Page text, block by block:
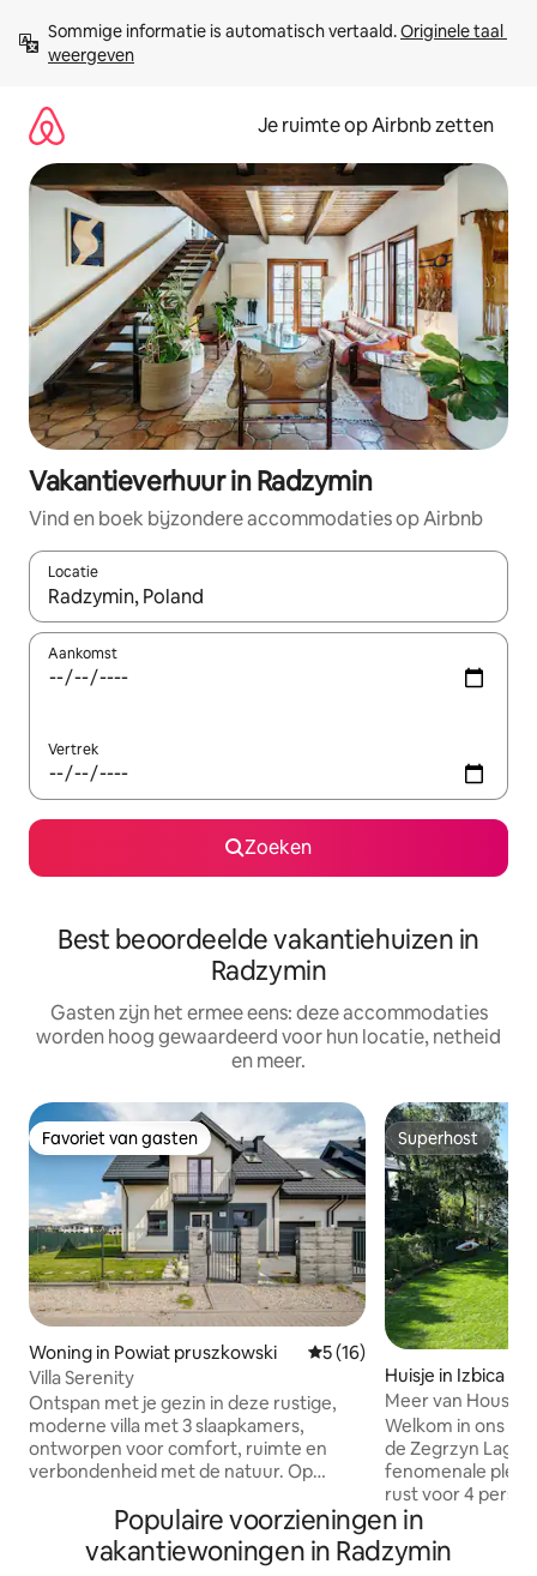
direct
naar
Sommige informatie is automatisch vertaald. Originele taal
weergeven
Je ruimte op Airbnb zetten
Vakantieverhuur in Radzymin
Vind en boek bijzondere accommodaties op Airbnb
Locatie
Wanneer er suggesties beschikbaar zijn, maak je een keuze
Aankomst
Vertrek
Zoeken
Best beoordeelde vakantiehuizen in
Radzymin
Gasten zijn het ermee eens: deze accommodaties
worden hoog gewaardeerd voor hun locatie, netheid
en meer.
Favoriet van gasten
Favoriet van gasten
Woning in Powiat pruszkowski Gemiddelde beoordeling
5 (16)
Villa Serenity
Ontspan met je gezin in deze rustige,
moderne villa met 3 slaapkamers,
ontworpen voor comfort, ruimte en
verbondenheid met de natuur. Op
maar toch omgeven door rust, biedt
deze plek de perfecte balans tussen
gemak en ontsnapping. Geniet van een
Superhost
Superhost
Huisje in Izbica
Meer van House
Welkom in ons
de Zegrzyn
fenomenale plek
rust voor 4
huisje, op de
biedt elke dag
en een geweldige
Populaire voorzieningen in
vakantiewoningen in Radzymin